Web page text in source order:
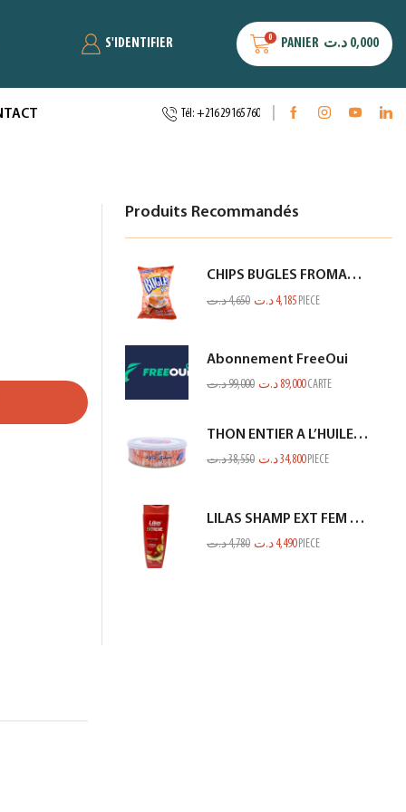
S'IDENTIFIER 0 PANIER 0,000 د.ت
Tél: +216 29 165 760
Produits Recommandés
CHIPS BUGLES FROMAGE 75GR
4,650د.ت 4,185 د.ت PIECE
Abonnement FreeOui
99,000د.ت 89,000 د.ت CARTE
THON ENTIER A L’HUILE D’OLIVE SIDI DAOUD 950G
38,550د.ت 34,800د.ت PIECE
LILAS SHAMP EXT FEM COL OU MECH ROUGE 350ML
4,780د.ت 4,490 د.ت PIECE